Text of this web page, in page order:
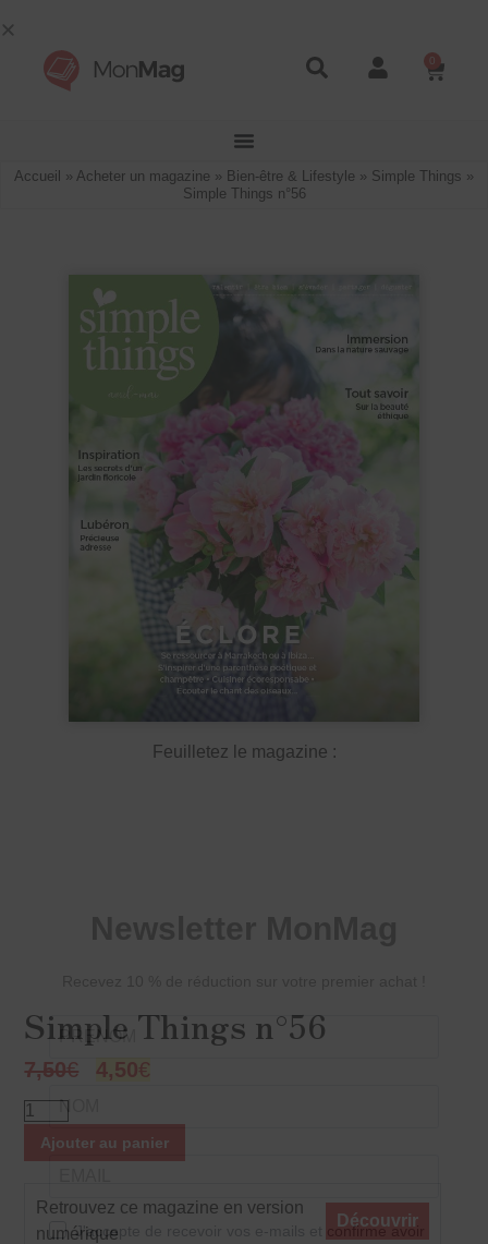
0
Accueil » Acheter un magazine » Bien-être & Lifestyle » Simple Things »
Simple Things n°56
Feuilletez le magazine :
Simple Things n°56
7,50€ 4,50€
Ajouter au panier
Retrouvez ce magazine en version
numérique
Découvrir